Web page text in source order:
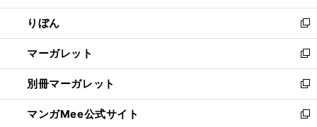
開
く
ウ
で
開
く
ン
ド
ウ
で
開
く
ウ
ィ
ン
ド
ウ
で
開
く
りぼん
新
し
い
ウ
ィ
ン
ド
マーガレット
新
し
い
ウ
ィ
別冊マーガレット
新
し
い
マンガMee公式サイト
新